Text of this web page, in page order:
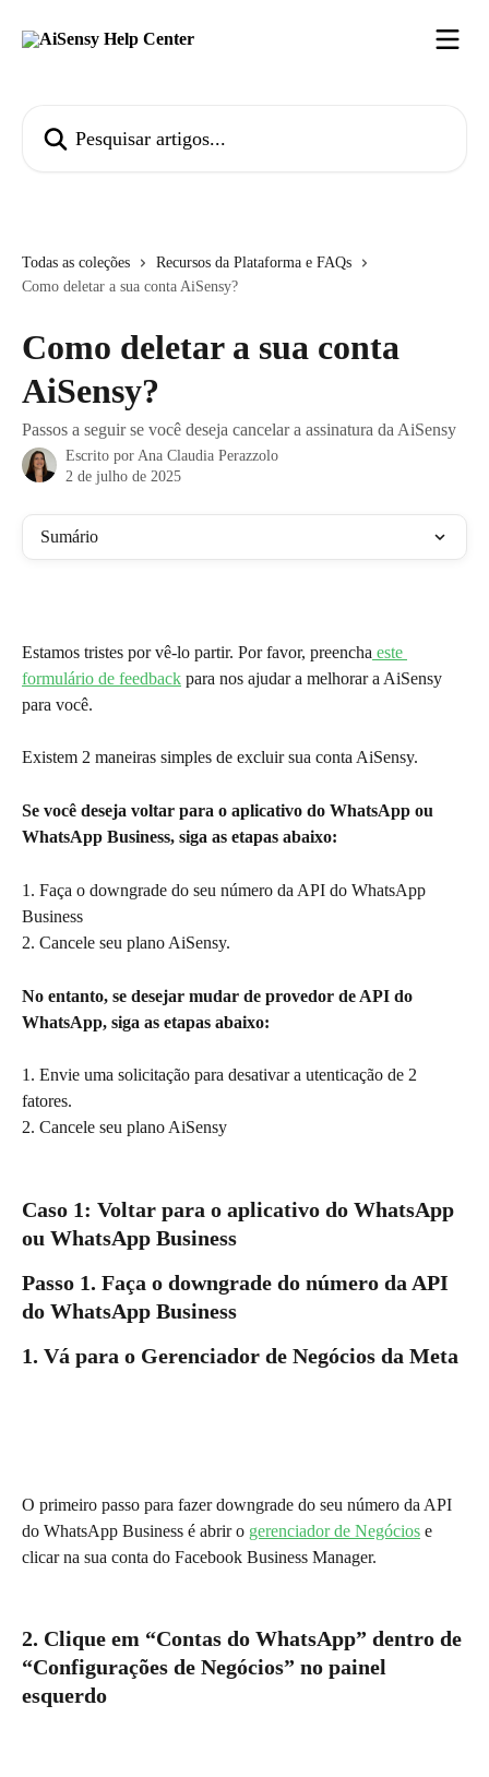
Todas as coleções
Recursos da Plataforma e FAQs
Como deletar a sua conta AiSensy?
Como deletar a sua conta
AiSensy?
Passos a seguir se você deseja cancelar a assinatura da AiSensy
Escrito por Ana Claudia Perazzolo
2 de julho de 2025
Sumário
Estamos tristes por vê-lo partir. Por favor, preencha este
formulário de feedback para nos ajudar a melhorar a AiSensy
para você.
Existem 2 maneiras simples de excluir sua conta AiSensy.
Se você deseja voltar para o aplicativo do WhatsApp ou
WhatsApp Business, siga as etapas abaixo:
1. Faça o downgrade do seu número da API do WhatsApp
Business
2. Cancele seu plano AiSensy.
No entanto, se desejar mudar de provedor de API do
WhatsApp, siga as etapas abaixo:
1. Envie uma solicitação para desativar a utenticação de 2
fatores.
2. Cancele seu plano AiSensy
Caso 1: Voltar para o aplicativo do WhatsApp
ou WhatsApp Business
Passo 1. Faça o downgrade do número da API
do WhatsApp Business
1. Vá para o Gerenciador de Negócios da Meta
O primeiro passo para fazer downgrade do seu número da API
do WhatsApp Business é abrir o gerenciador de Negócios e
clicar na sua conta do Facebook Business Manager.
2. Clique em “Contas do WhatsApp” dentro de
“Configurações de Negócios” no ​​painel
esquerdo